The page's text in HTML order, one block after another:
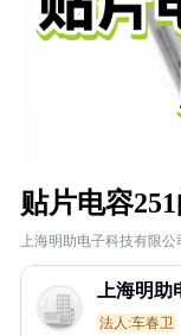
贴片电容
上海明助电子科技有限公
上海明
法人:车春卫